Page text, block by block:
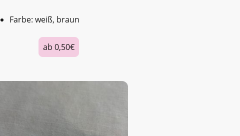
Farbe: weiß, braun
ab 0,50€